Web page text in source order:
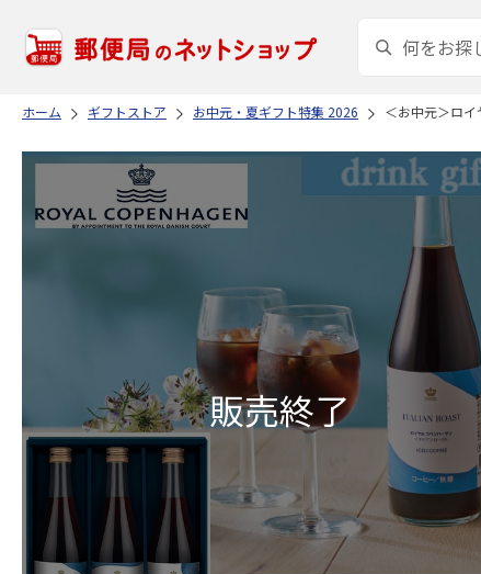
ホーム ギフトストア お中元・夏ギフト特集 2026 ＜お中元＞ロ